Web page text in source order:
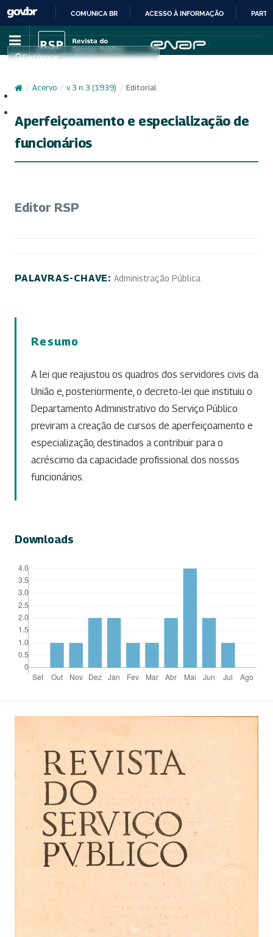
IR
PARA
CONTEÚDO
COMUNICA BR ACESSO À INFORMAÇÃO
Pesquisar
/ Acervo / v. 3 n. 3 (1939) / Editorial
Aperfeiçoamento e especialização de
funcionários
Editor RSP
PALAVRAS-CHAVE: Administração Pública
Resumo
A lei que reajustou os quadros dos servidores civis da
União e, posteriormente, o decreto-lei que instituiu o
Departamento Administrativo do Serviço Público
previram a creação de cursos de aperfeiçoamento e
especialização, destinados a contribuir para o
acréscimo da capacidade profissional dos nossos
funcionários.
Downloads